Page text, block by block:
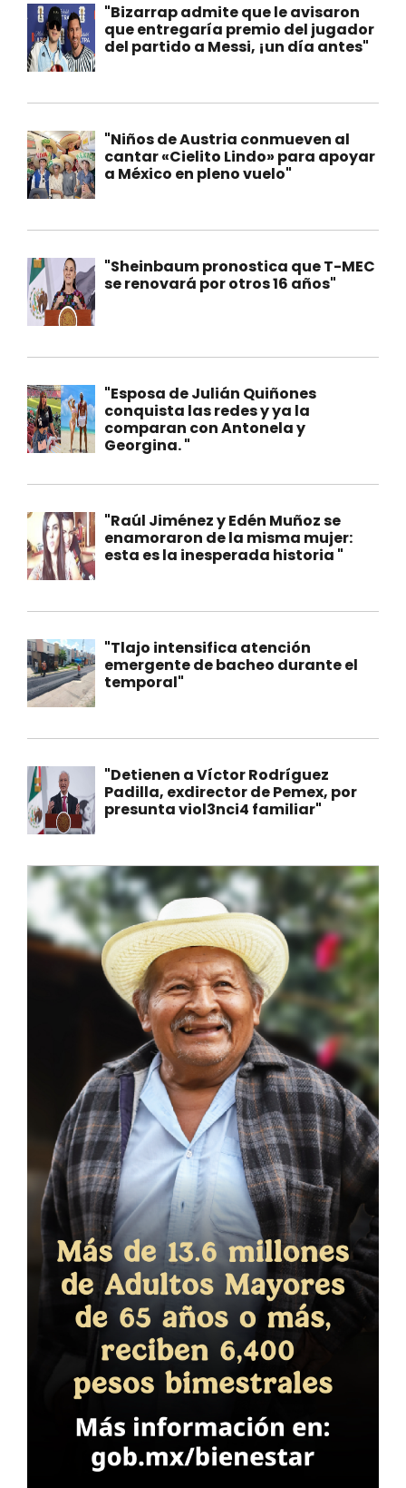
"Bizarrap admite que le avisaron
que entregaría premio del jugador
del partido a Messi, ¡un día antes"
"Niños de Austria conmueven al
cantar «Cielito Lindo» para apoyar
a México en pleno vuelo"
"Sheinbaum pronostica que T-MEC
se renovará por otros 16 años"
"Esposa de Julián Quiñones
conquista las redes y ya la
comparan con Antonela y
Georgina. "
"Raúl Jiménez y Edén Muñoz se
enamoraron de la misma mujer:
esta es la inesperada historia "
"Tlajo intensifica atención
emergente de bacheo durante el
temporal"
"Detienen a Víctor Rodríguez
Padilla, exdirector de Pemex, por
presunta viol3nci4 familiar"